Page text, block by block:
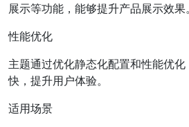
展示等功能，能够提升产品展示效果。
性能优化
主题通过优化静态化配置和性能优
快，提升用户体验。
适用场景